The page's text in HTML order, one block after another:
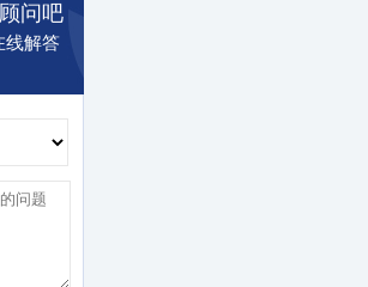
问吧
线解答